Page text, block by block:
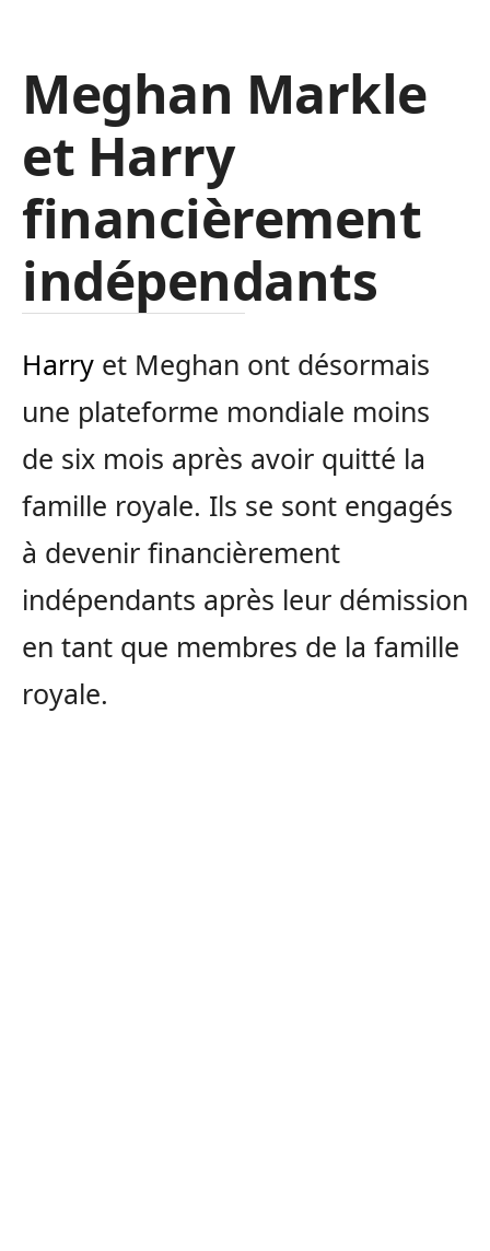
Meghan Markle
et Harry
financièrement
indépendants
Harry et Meghan ont désormais
une plateforme mondiale moins
de six mois après avoir quitté la
famille royale. Ils se sont engagés
à devenir financièrement
indépendants après leur démission
en tant que membres de la famille
royale.